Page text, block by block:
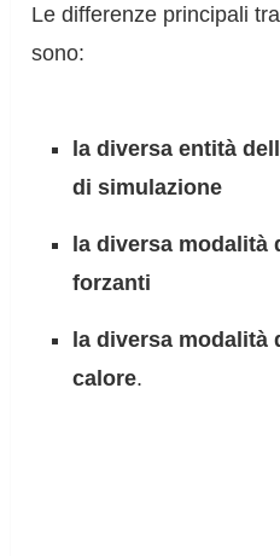
Le differenze principali
sono:
la diversa entità
di simulazione
la diversa modalità
forzanti
la diversa modalità
calore.